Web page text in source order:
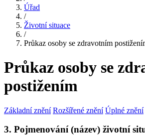
Úřad
/
Životní situace
/
Průkaz osoby se zdravotním
Průkaz osoby se
postižením
Základní znění Rozšířené znění Úplné znění
3. Pojmenování (název) životní